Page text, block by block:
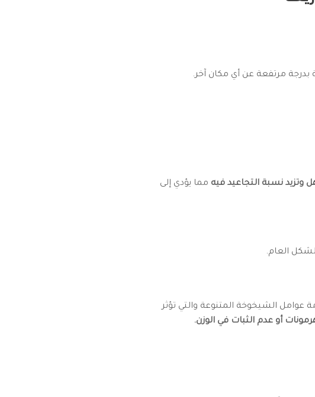
بدرجة مرتفعة عن أي مكان آخر.
وتزيد نسبة التجاعيد فيه مما يؤدي إلى
العام.
عوامل الشيخوخة المتنوعة والتي تؤثر
أو عدم الثبات في الوزن.